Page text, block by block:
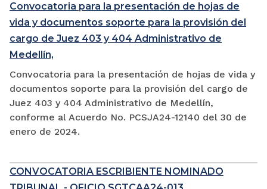
Convocatoria para la presentación de hojas de
vida y documentos soporte para la provisión del
cargo de Juez 403 y 404 Administrativo de
Medellín,
Convocatoria para la presentación de hojas de vida y
documentos soporte para la provisión del cargo de
Juez 403 y 404 Administrativo de Medellín,
conforme al Acuerdo No. PCSJA24-12140 del 30 de
enero de 2024.
CONVOCATORIA ESCRIBIENTE NOMINADO